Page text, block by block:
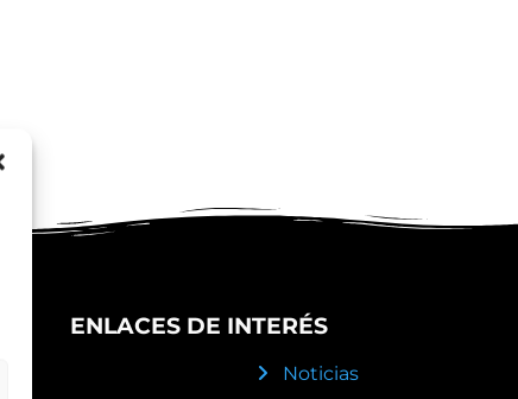
ENLACES DE INTERÉS
Noticias